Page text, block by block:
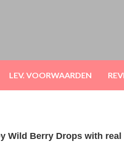
LEV. VOORWAARDEN
Wild Berry Drops with